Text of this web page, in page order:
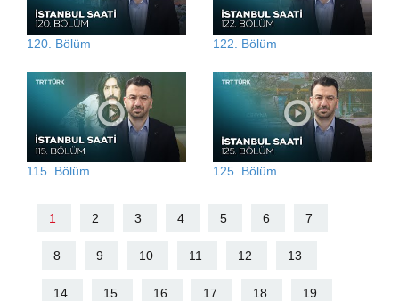
120. Bölüm 122. Bölüm
115. Bölüm 125. Bölüm
1 2 3 4 5 6 7
8 9 10 11 12 13
14 15 16 17 18 19